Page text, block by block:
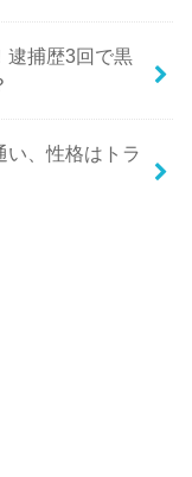
逮捕歴3回で黒
い、性格はトラ